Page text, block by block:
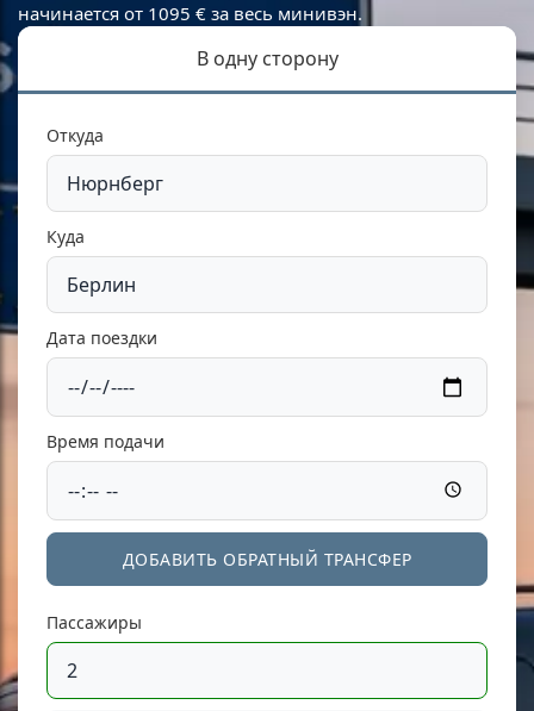
начинается от 1095 € за весь минивэн.
В одну сторону
Откуда
Куда
Дата поездки
Время подачи
ДОБАВИТЬ ОБРАТНЫЙ ТРАНСФЕР
Пассажиры